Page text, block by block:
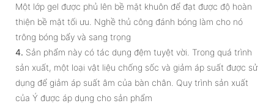
Một lớp gel được phủ lên bề mặt khuôn để đạt được độ hoàn
thiện bề mặt tối ưu. Nghề thủ công đánh bóng làm cho nó
trông bóng bẩy và sang trọng
4. Sản phẩm này có tác dụng đệm tuyệt vời. Trong quá trình
sản xuất, một loại vật liệu chống sốc và giảm áp suất được sử
dụng để giảm áp suất âm của bàn chân. Quy trình sản xuất
của Ý được áp dụng cho sản phẩm